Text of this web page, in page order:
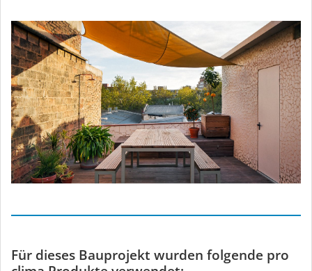
Für dieses Bauprojekt wurden folgende pro